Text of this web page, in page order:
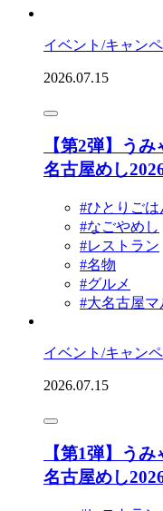
イベント/キャン
2026.07.15
【第2弾】う
名古屋めし
#ひとりごは
#なごやめし
#レストラン
#名物
#グルメ
#大名古屋マ
イベント/キャン
2026.07.15
【第1弾】う
名古屋めし